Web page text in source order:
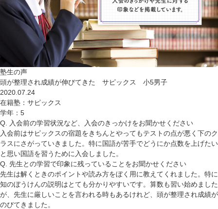
塾生の声
頭が整理され成績が伸びてきた サピックス 小5男子
2020.07.24
在籍塾 ：サピックス
学年 ：5
Q. 入会前の学習状況など、入会のきっかけをお聞かせください
入会前はサピックスの宿題をきちんとやってもテストの点が悪く下のク
ラスにさがっていきました。特に国語が苦手でどうにか点数を上げたい
と思い国語を習うために入会しました。
Q. 先生との学習で印象に残っていることをお聞かせください
先生は解くときのポイントや読み方をぼく用に教えてくれました。特に
知のぼうけんの説明はとても分かりやすいです。算数も習い始めました
が、先生に厳しいことを言われる時もあるけれど、頭が整理され成績が
のびてきました。